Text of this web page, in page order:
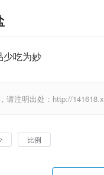
少吃为妙
请注明出处：http://
比例